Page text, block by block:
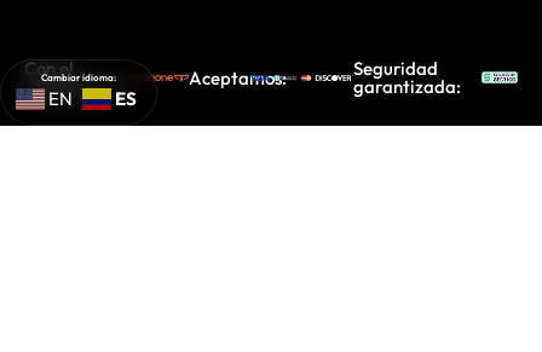
Con el
respaldo de: Aceptamos: Seguridad
garantizada:
Cambiar idioma:
EN ES